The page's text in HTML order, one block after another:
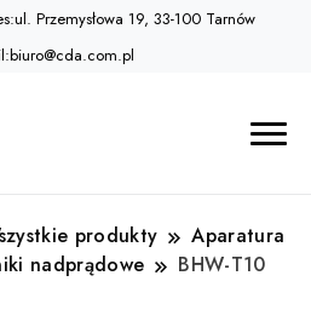
Przemysłowa 19, 33-100 Tarnów
produkty
Aparatura
nadprądowe
BHW-T10